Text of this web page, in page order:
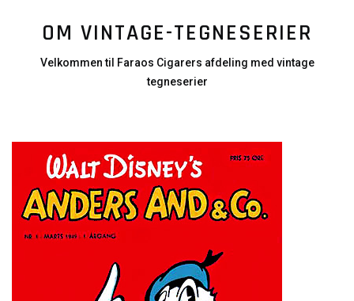
OM VINTAGE-TEGNESERIER
Velkommen til Faraos Cigarers afdeling med vintage
tegneserier